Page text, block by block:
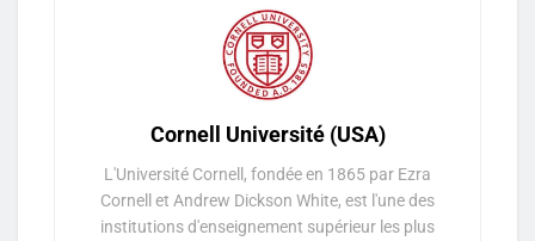
Cornell Université (USA)
L'Université Cornell, fondée en 1865 par Ezra
Cornell et Andrew Dickson White, est l'une des
institutions d'enseignement supérieur les plus